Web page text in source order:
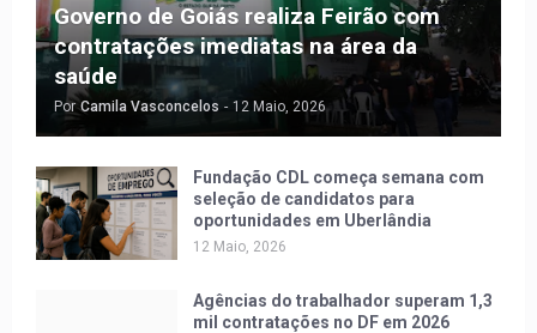
Governo de Goiás realiza Feirão com
contratações imediatas na área da
saúde
Por Camila Vasconcelos - 12 Maio, 2026
Fundação CDL começa semana com
seleção de candidatos para
oportunidades em Uberlândia
12 Maio, 2026
Agências do trabalhador superam 1,3
mil contratações no DF em 2026